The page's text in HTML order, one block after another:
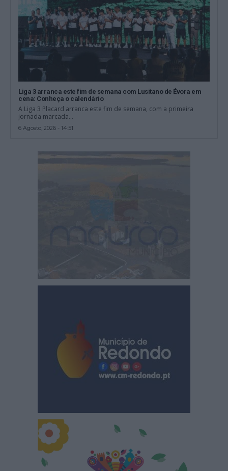
Liga 3 arranca este fim de semana com Lusitano de Évora em
cena: Conheça o calendário
A Liga 3 Placard arranca este fim de semana, com a primeira
jornada marcada...
6 Agosto, 2026 - 14:51